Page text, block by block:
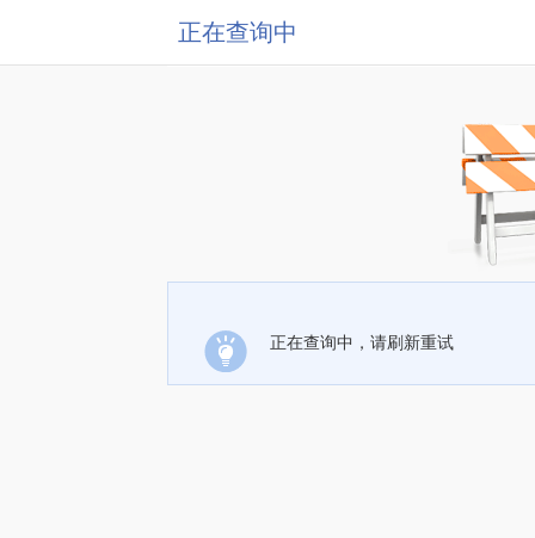
正在查询中
正在查询中，请刷新重试